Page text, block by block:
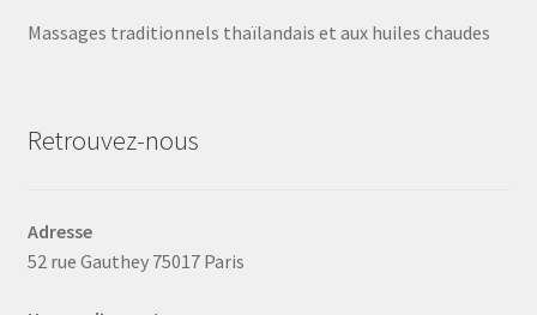
Massages traditionnels thaïlandais et aux huiles chaudes
Retrouvez-nous
Adresse
52 rue Gauthey 75017 Paris